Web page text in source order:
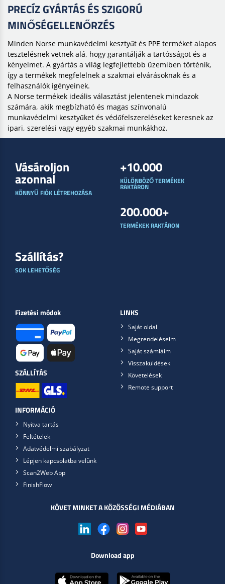
PRECÍZ GYÁRTÁS ÉS SZIGORÚ
MINŐSÉGELLENŐRZÉS
Minden Norse munkavédelmi kesztyűt és PPE terméket alapos
tesztelésnek vetnek alá, hogy garantálják a tartósságot és a
kényelmet. A gyártás a világ legfejlettebb üzemiben történik,
így a termékek megfelelnek a szakmai elvárásoknak és a
felhasználók igényeinek.
A Norse termékek ideális választást jelentenek mindazok
számára, akik megbízható és magas színvonalú
munkavédelmi kesztyűket és védőfelszereléseket keresnek az
ipari, szerelési vagy egyéb szakmai munkákhoz.
Vásároljon
azonnal
KÖNNYŰ FIÓK LÉTREHOZÁSA
+10.000
KÜLÖNBÖZŐ TERMÉKEK
RAKTÁRON
200.000+
TERMÉKEK RAKTÁRON
Szállítás?
SOK LEHETŐSÉG
Fizetési módok
SZÁLLÍTÁS
LINKS
Saját oldal
Megrendeléseim
Saját számláim
Visszaküldések
Követelések
Remote support
INFORMÁCIÓ
Nyitva tartás
Feltételek
Adatvédelmi szabályzat
Lépjen kapcsolatba velünk
Scan2Web App
FinishFlow
KÖVET MINKET A KÖZÖSSÉGI MÉDIÁBAN
Download app